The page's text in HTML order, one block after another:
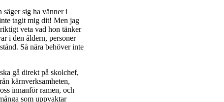
säger sig ha vänner i
tagit mig dit! Men jag
veta vad hon tänker
i den åldern, personer
Så nära behöver inte
gå direkt på skolchef,
kärnverksamheten,
innanför ramen, och
som uppvaktar